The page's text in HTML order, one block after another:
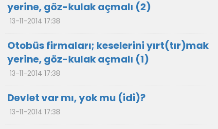
yerine, göz-kulak açmalı (2)
13-11-2014 17:38
Otobüs firmaları; keselerini yırt(tır)mak
yerine, göz-kulak açmalı (1)
13-11-2014 17:38
Devlet var mı, yok mu (idi)?
13-11-2014 17:38